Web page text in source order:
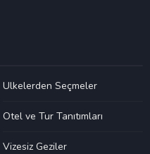
Ülkelerden Seçmeler
Otel ve Tur Tanıtımları
Vizesiz Geziler